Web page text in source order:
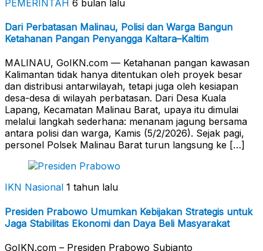
PEMERINTAH 6 bulan lalu
Dari Perbatasan Malinau, Polisi dan Warga Bangun
Ketahanan Pangan Penyangga Kaltara–Kaltim
MALINAU, GoIKN.com — Ketahanan pangan kawasan
Kalimantan tidak hanya ditentukan oleh proyek besar
dan distribusi antarwilayah, tetapi juga oleh kesiapan
desa-desa di wilayah perbatasan. Dari Desa Kuala
Lapang, Kecamatan Malinau Barat, upaya itu dimulai
melalui langkah sederhana: menanam jagung bersama
antara polisi dan warga, Kamis (5/2/2026). Sejak pagi,
personel Polsek Malinau Barat turun langsung ke […]
IKN Nasional 1 tahun lalu
Presiden Prabowo Umumkan Kebijakan Strategis untuk
Jaga Stabilitas Ekonomi dan Daya Beli Masyarakat
GoIKN.com – Presiden Prabowo Subianto